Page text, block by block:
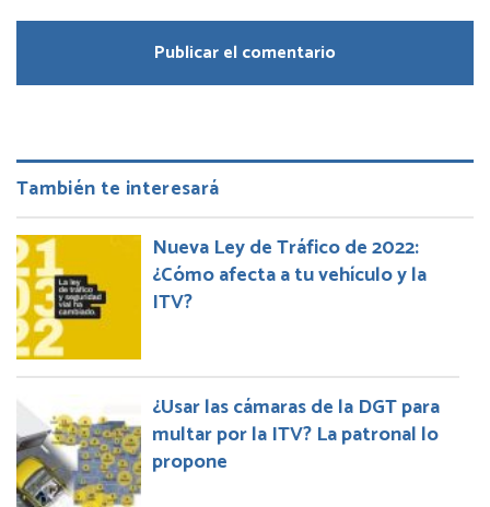
También te interesará
Nueva Ley de Tráfico de 2022:
¿Cómo afecta a tu vehículo y la
ITV?
¿Usar las cámaras de la DGT para
multar por la ITV? La patronal lo
propone